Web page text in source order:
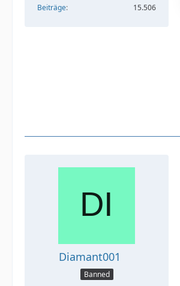
Beiträge
15.506
Diamant001
Banned